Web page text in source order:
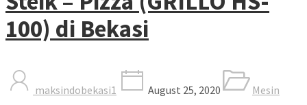
100) di Bekasi
maksindobekasi1 August 25, 2020
Mesin